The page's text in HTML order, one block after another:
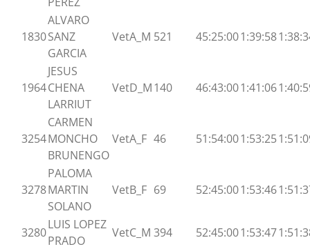
1830
ALVARO
SANZ
GARCIA
VetA_M 521 45:25:001:39:58
1964
JESUS
CHENA
LARRIUT
VetD_M140 46:43:001:41:06
3254
CARMEN
MONCHO
BRUNENGO
VetA_F 46 51:54:001:53:25
3278
PALOMA
MARTIN
SOLANO
VetB_F 69 52:45:001:53:46
3280
LUIS LOPEZ
PRADO
VetC_M 394 52:45:001:53:47